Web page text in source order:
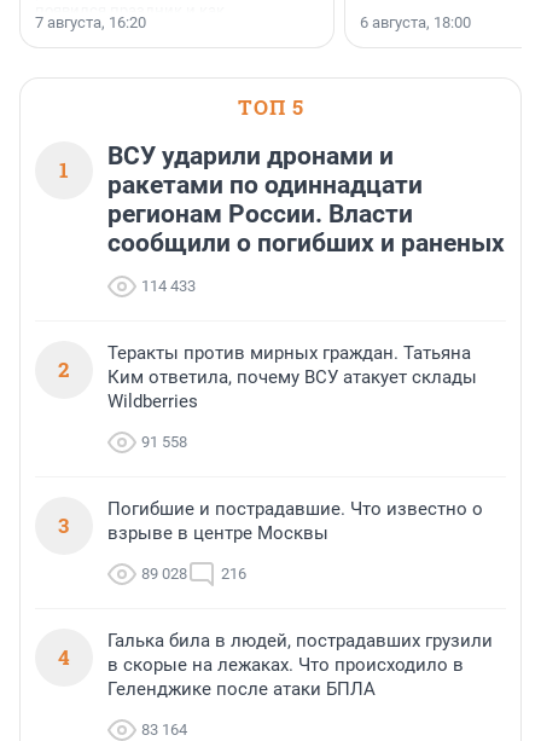
поменялась роль строительства.
7 августа, 16:20 6 августа, 18:00
ТОП 5
1
ВСУ ударили дронами и
ракетами по одиннадцати
регионам России. Власти
сообщили о погибших и раненых
114 433
2
Теракты против мирных граждан. Татьяна
Ким ответила, почему ВСУ атакует склады
Wildberries
91 558
3
Погибшие и пострадавшие. Что известно о
взрыве в центре Москвы
89 028 216
4
Галька била в людей, пострадавших грузили
в скорые на лежаках. Что происходило в
Геленджике после атаки БПЛА
83 164